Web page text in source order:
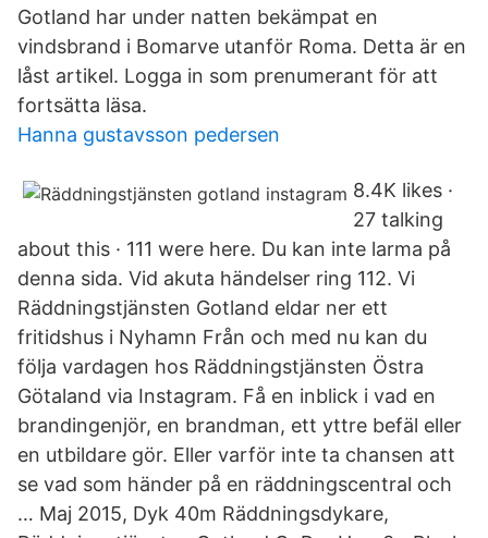
Gotland har under natten bekämpat en
vindsbrand i Bomarve utanför Roma. Detta är en
låst artikel. Logga in som prenumerant för att
fortsätta läsa.
Hanna gustavsson pedersen
8.4K likes ·
27 talking
about this · 111 were here. Du kan inte larma på
denna sida. Vid akuta händelser ring 112. Vi
Räddningstjänsten Gotland eldar ner ett
fritidshus i Nyhamn Från och med nu kan du
följa vardagen hos Räddningstjänsten Östra
Götaland via Instagram. Få en inblick i vad en
brandingenjör, en brandman, ett yttre befäl eller
en utbildare gör. Eller varför inte ta chansen att
se vad som händer på en räddningscentral och
… Maj 2015, Dyk 40m Räddningsdykare,